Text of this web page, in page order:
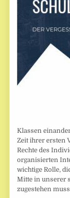
Klassen
Zeit ihrer ersten
Rechte des
organisierten
wichtige Rolle,
Mitte in unserer
zugestehen